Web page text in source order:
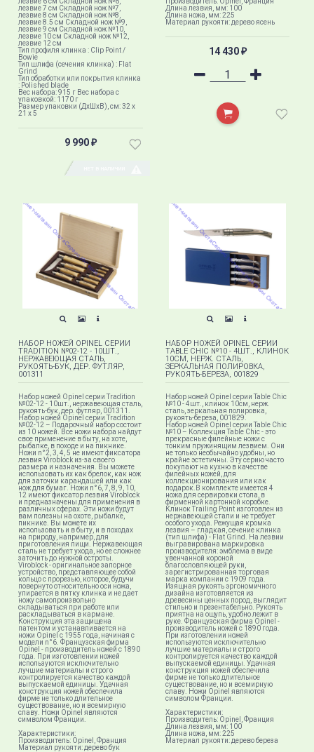
лезвие 7 см Складной нож №7,
лезвие 8 см Складной нож №8,
лезвие 8.5 см Складной нож №9,
лезвие 9 см Складной нож №10,
лезвие 10 см Складной нож №12,
лезвие 12 см
Тип профиля клинка : Clip Point /
Bowie
Тип шлифа (сечения клинка) : Flat
Grind
Тип обработки или покрытия клинка
: Polished blade
Вес набора: 915 г Вес набора с
упаковкой: 1170 г
Размер упаковки (ДхШхВ), см: 32 x
21 x 5
9 990 ₽
Длина лезвия, мм: 100
Длина ножа, мм: 225
Материал рукояти: дерево ясень
14 430 ₽
НАБОР НОЖЕЙ OPINEL СЕРИИ
TRADITION №02-12 - 10ШТ.,
НЕРЖАВЕЮЩАЯ СТАЛЬ,
РУКОЯТЬ-БУК, ДЕР. ФУТЛЯР,
001311
Набор ножей Opinel серии Tradition
№02-12 - 10шт., нержавеющая сталь,
рукоять-бук, дер. футляр, 001311.
Набор ножей Opinel серии Tradition
№02-12 – Подарочный набор состоит
из 10 ножей. Все ножи набора найдут
свое применение в быту, на хоте,
рыбалке, в походе и на пикнике.
Ножи n°2, 3, 4, 5 не имеют фиксатора
лезвия Viroblock из-за своего
размера и назначения. Вы можете
использовать их как брелок, как нож
для заточки карандашей или как
нож для бумаг. Ножи n°6, 7, 8, 9, 10,
12 имеют фиксатор лезвия Viroblock
и предназначены для применения в
различных сферах. Эти ножи будут
вам полезны на охоте, рыбалке,
пикнике. Вы можете их
использовать и в быту, и в походах
на природу, например, для
приготовления пищи. Нержавеющая
сталь не требует ухода, но ее сложнее
заточить до нужной остроты.
Viroblock - оригинальное запорное
устройство, представляющее собой
кольцо с прорезью, которое, будучи
повернуто относительно оси ножа,
упирается в пятку клинка и не дает
ножу самопроизвольно
складываться при работе или
раскладываться в кармане.
Конструкция эта защищена
патентом и устанавливается на
ножи Opinel с 1955 года, начиная с
модели n°6. Французская фирма
Opinel - производитель ножей с 1890
года. При изготовлении ножей
используются исключительно
лучшие материалы и строго
контролируется качество каждой
выпускаемой единицы. Удачная
конструкция ножей обеспечила
фирме не только длительное
существование, но и всемирную
славу. Ножи Opinel являются
символом Франции.
Характеристики:
Производитель: Opinel, Франция
Материал рукояти: дерево бук
НАБОР НОЖЕЙ OPINEL СЕРИИ
TABLE CHIC №10 - 4ШТ., КЛИНОК
10СМ, НЕРЖ. СТАЛЬ,
ЗЕРКАЛЬНАЯ ПОЛИРОВКА,
РУКОЯТЬ-БЕРЕЗА, 001829
Набор ножей Opinel серии Table Chic
№10 - 4шт., клинок 10см, нерж.
сталь, зеркальная полировка,
рукоять-береза, 001829.
Набор ножей Opinel серии Table Chic
№10 – Коллекция Table Chic​ - это
прекрасные филейные ножи с
тонким пружинящим лезвием. Они
не только необычайно удобны, но
крайне эстетичны. Эту серию часто
покупают на кухню в качестве
филейных ножей, для
коллекционирования или как
подарок.В комплекте имеется 4
ножа для сервировки стола, в
фирменной картонной коробке.
Клинок Trailing Point изготовлен из
нержавеющей стали и не требует
особого ухода. Режущая кромка
лезвия – гладкая, сечение клинка
(тип шлифа) - Flat Grind. На лезвии
выгравирована маркировка
производителя: эмблема в виде
увенчанной короной
благословляющей руки,
зарегистрированная торговая
марка компании с 1909 года.
Изящная рукоять эргономичного
дизайна изготовляется из
древесины ценных пород, выглядит
стильно и презентабельно. Рукоять
приятна на ощупь, удобно лежит в
руке. Французская фирма Opinel -
производитель ножей с 1890 года.
При изготовлении ножей
используются исключительно
лучшие материалы и строго
контролируется качество каждой
выпускаемой единицы. Удачная
конструкция ножей обеспечила
фирме не только длительное
существование, но и всемирную
славу. Ножи Opinel являются
символом Франции.
Характеристики:
Производитель: Opinel, Франция
Длина лезвия, мм: 100
Длина ножа, мм: 225
Материал рукояти: дерево береза